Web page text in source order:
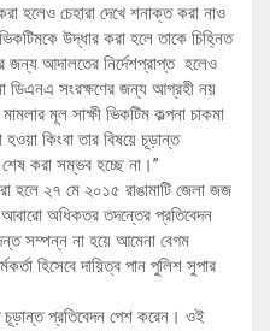
হলেও চেহারা দেখে শনাক্ত করা নাও
উদ্ধার করা হলে তাকে চিহ্নিত
জন্য আদালতের নির্দেশপ্রাপ্ত হলেও
ডিএনএ সংরক্ষণের জন্য আগ্রহী নয়
মূল সাক্ষী ভিকটিম কল্পনা চাকমা
কিংবা তার বিষয়ে চূড়ান্ত
শেষ করা সম্ভব হচ্ছে না।”
হলে ২৭ মে ২০১৫ রাঙামাটি জেলা জজ
অধিকতর তদন্তের প্রতিবেদন
সম্পন্ন না হয়ে আমেনা বেগম
হিসেবে দায়িত্ব পান পুলিশ সুপার
চূড়ান্ত প্রতিবেদন পেশ করেন। ওই